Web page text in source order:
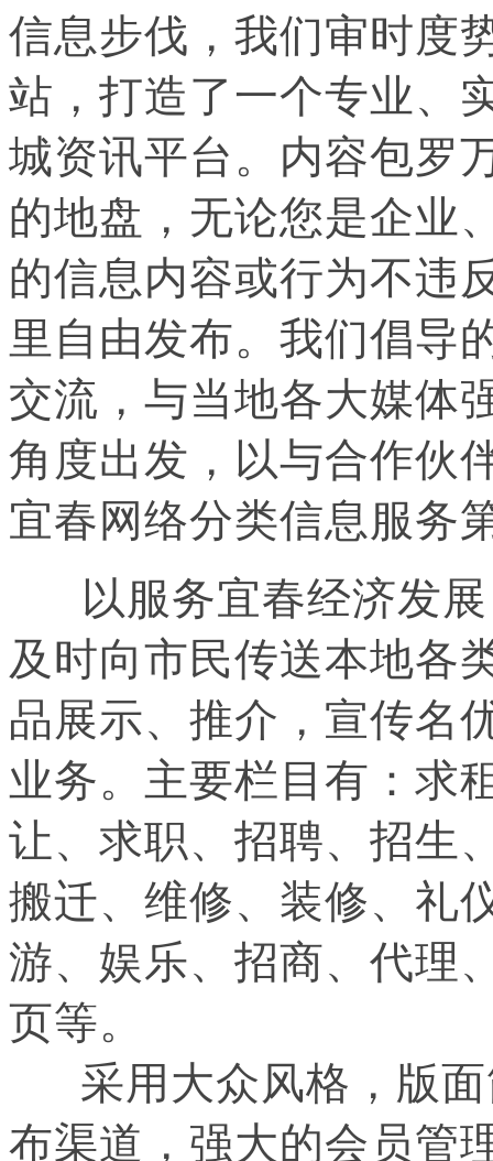
信息步伐，我们审时度
站，打造了一个专业、
城资讯平台。内容包罗
的地盘， 无论您是企业
的信息内容或行为不违
里自由发布。我们倡导
交流，与当地各大媒体
角度出发，以与合作伙
宜春 网络分类信息服务
以服务宜春经济发
及时向市民传送本地各
品展示、推介，宣传名
业务。主要栏目有：求
让、求职、招聘、招生
搬迁、维修、装修、礼
游、娱乐、招商、代理
页等。
采用大众风格，版面
布渠道，强大的会员管